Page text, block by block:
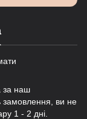
за наш
замовлення, ви не
1 - 2 дні.